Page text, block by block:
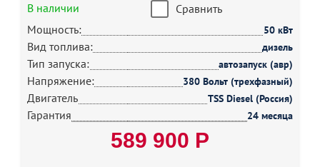
В наличии
Сравнить
Мощность:
50 кВт
Вид топлива: дизель
Тип запуска: автозапуск (авр)
Напряжение: 380 Вольт (трехфазный)
Двигатель TSS Diesel (Россия)
Гарантия 24 месяца
589 900 Р